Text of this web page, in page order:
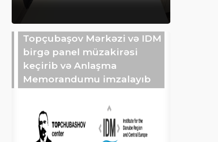
Topçubaşov Mərkəzi və IDM
birgə panel müzakirəsi
keçirib və Anlaşma
Memorandumu imzalayıb